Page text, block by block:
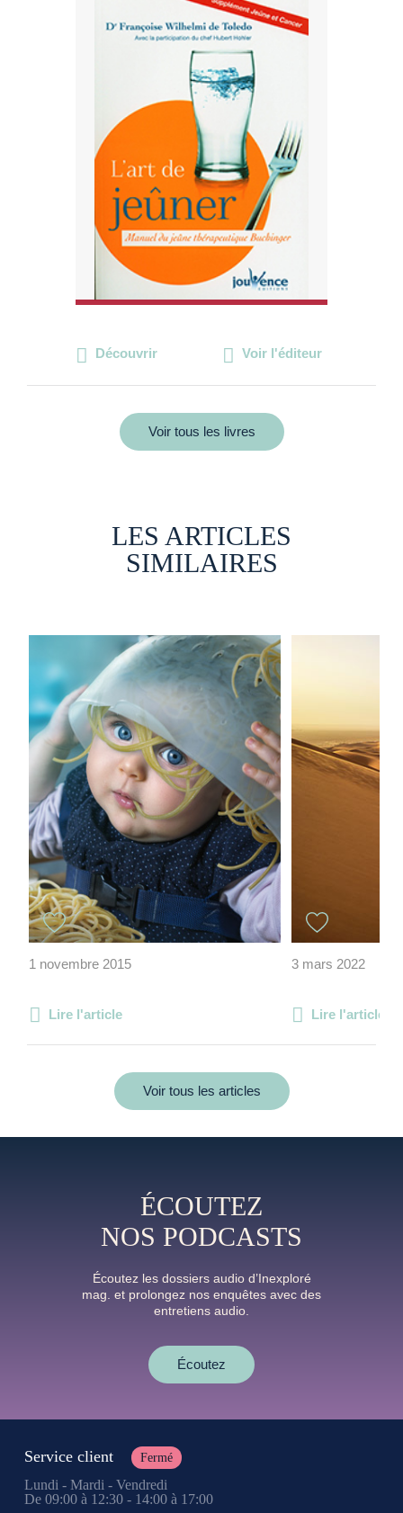
Découvrir Voir l'éditeur
Voir tous les livres
LES ARTICLES
SIMILAIRES
1 novembre 2015
Lire l'article
3 mars 2022
Lire l'article
Voir tous les articles
ÉCOUTEZ
NOS PODCASTS
Écoutez les dossiers audio d’Inexploré
mag. et prolongez nos enquêtes avec des
entretiens audio.
Écoutez
Service client Fermé
Lundi - Mardi - Vendredi
De 09:00 à 12:30 - 14:00 à 17:00